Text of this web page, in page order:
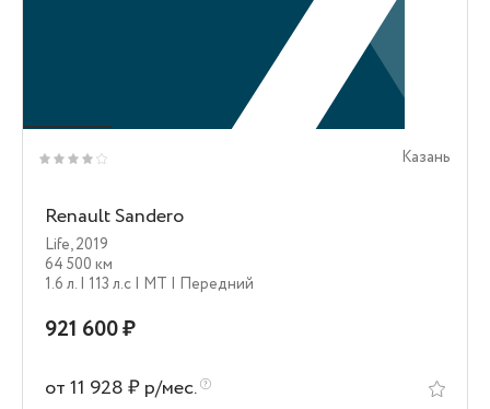
Казань
Renault Sandero
Life,2019
64 500 км
1.6 л. | 113 л.c | MT | Передний
921 600 ₽
от 11 928 ₽ р/мес.